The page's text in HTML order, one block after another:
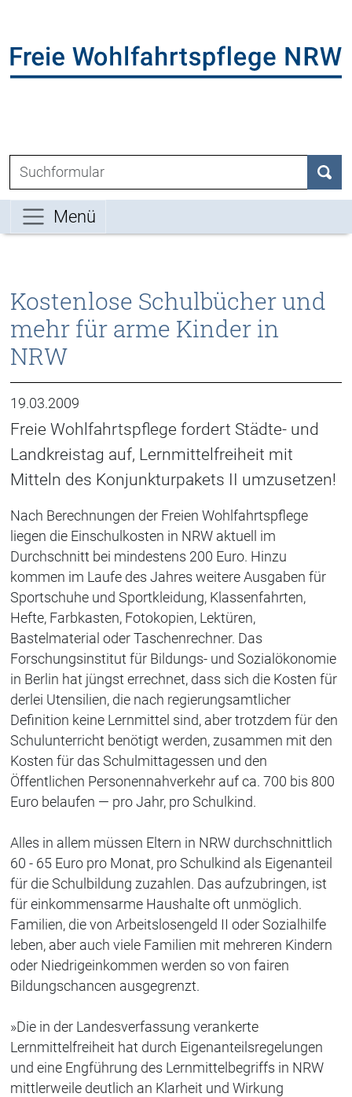
Suchen nach:
Menü
Kostenlose Schulbücher und
mehr für arme Kinder in
NRW
19.03.2009
Freie Wohlfahrtspflege fordert Städte- und
Landkreistag auf, Lernmittelfreiheit mit
Mitteln des Konjunkturpakets II umzusetzen!
Nach Berechnungen der Freien Wohlfahrtspflege
liegen die Einschulkosten in NRW aktuell im
Durchschnitt bei mindestens 200 Euro. Hinzu
kommen im Laufe des Jahres weitere Ausgaben für
Sportschuhe und Sportkleidung, Klassenfahrten,
Hefte, Farbkasten, Fotokopien, Lektüren,
Bastelmaterial oder Taschenrechner. Das
Forschungsinstitut für Bildungs- und Sozialökonomie
in Berlin hat jüngst errechnet, dass sich die Kosten für
derlei Utensilien, die nach regierungsamtlicher
Definition keine Lernmittel sind, aber trotzdem für den
Schulunterricht benötigt werden, zusammen mit den
Kosten für das Schulmittagessen und den
Öffentlichen Personennahverkehr auf ca. 700 bis 800
Euro belaufen — pro Jahr, pro Schulkind.
Alles in allem müssen Eltern in NRW durchschnittlich
60 - 65 Euro pro Monat, pro Schulkind als Eigenanteil
für die Schulbildung zuzahlen. Das aufzubringen, ist
für einkommensarme Haushalte oft unmöglich.
Familien, die von Arbeitslosengeld II oder Sozialhilfe
leben, aber auch viele Familien mit mehreren Kindern
oder Niedrigeinkommen werden so von fairen
Bildungschancen ausgegrenzt.
»Die in der Landesverfassung verankerte
Lernmittelfreiheit hat durch Eigenanteilsregelungen
und eine Engführung des Lernmittelbegriffs in NRW
mittlerweile deutlich an Klarheit und Wirkung